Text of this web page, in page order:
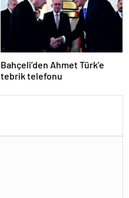
Bahçeli’den Ahmet Türk’e
tebrik telefonu